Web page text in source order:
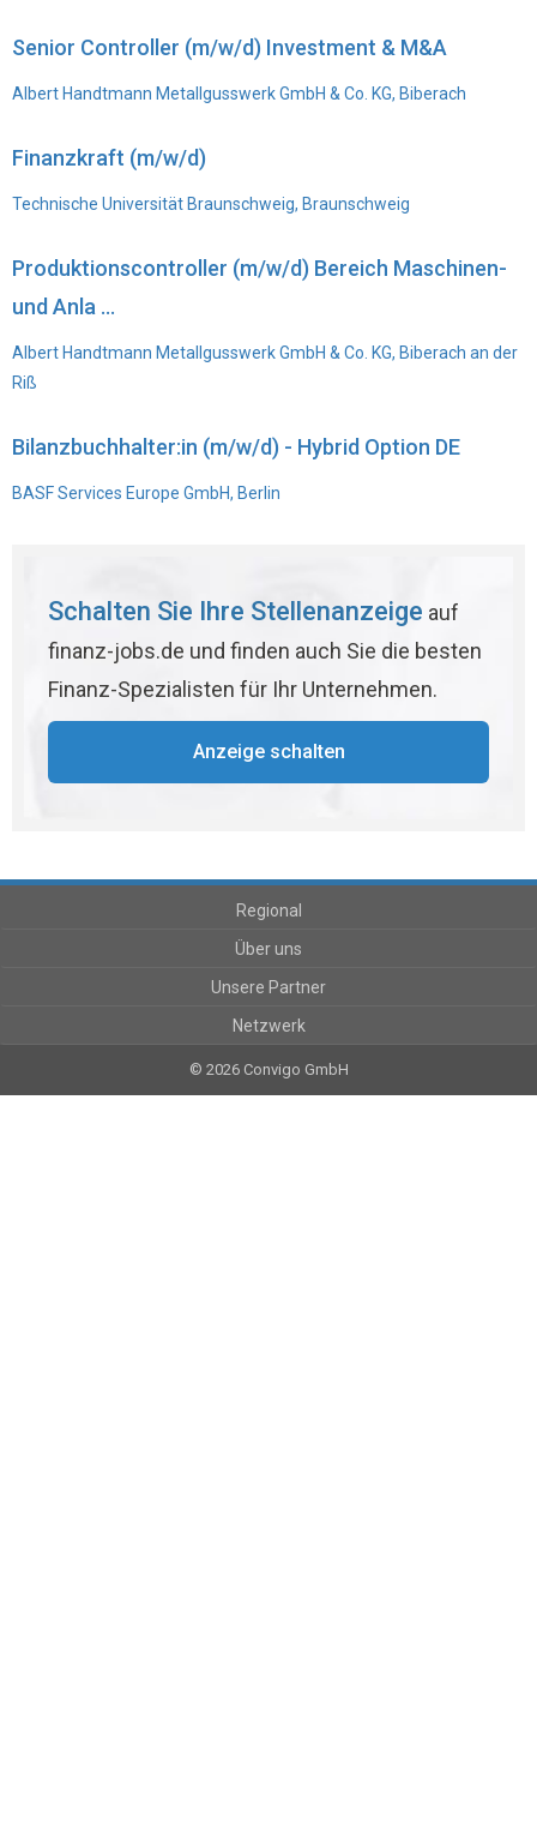
Senior Controller (m/w/d) Investment & M&A
Albert Handtmann Metallgusswerk GmbH & Co. KG, Biberach
Finanzkraft (m/w/d)
Technische Universität Braunschweig, Braunschweig
Produktionscontroller (m/w/d) Bereich Maschinen-
und Anla ...
Albert Handtmann Metallgusswerk GmbH & Co. KG, Biberach an der
Riß
Bilanzbuchhalter:in (m/w/d) - Hybrid Option DE
BASF Services Europe GmbH, Berlin
Schalten Sie Ihre Stellenanzeige auf
finanz-jobs.de und finden auch Sie die besten
Finanz-Spezialisten für Ihr Unternehmen.
Anzeige schalten
Regional
Über uns
Unsere Partner
Netzwerk
© 2026 Convigo GmbH